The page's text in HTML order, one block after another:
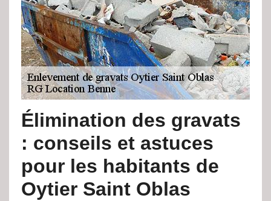
Élimination des gravats
: conseils et astuces
pour les habitants de
Oytier Saint Oblas